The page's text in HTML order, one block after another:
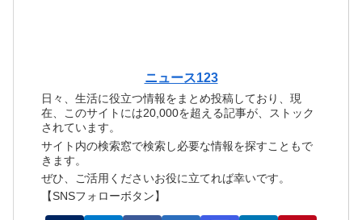
ニュース123
日々、生活に役立つ情報をまとめ投稿しており、現
在、このサイトには20,000を超える記事が、ストック
されています。
サイト内の検索窓で検索し必要な情報を探すこともで
きます。
ぜひ、ご活用くださいお役に立てれば幸いです。
【SNSフォローボタン】